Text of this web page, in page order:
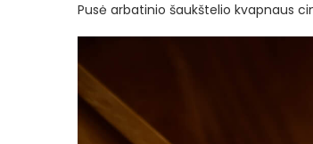
Pusė arbatinio šaukštelio kvapnaus